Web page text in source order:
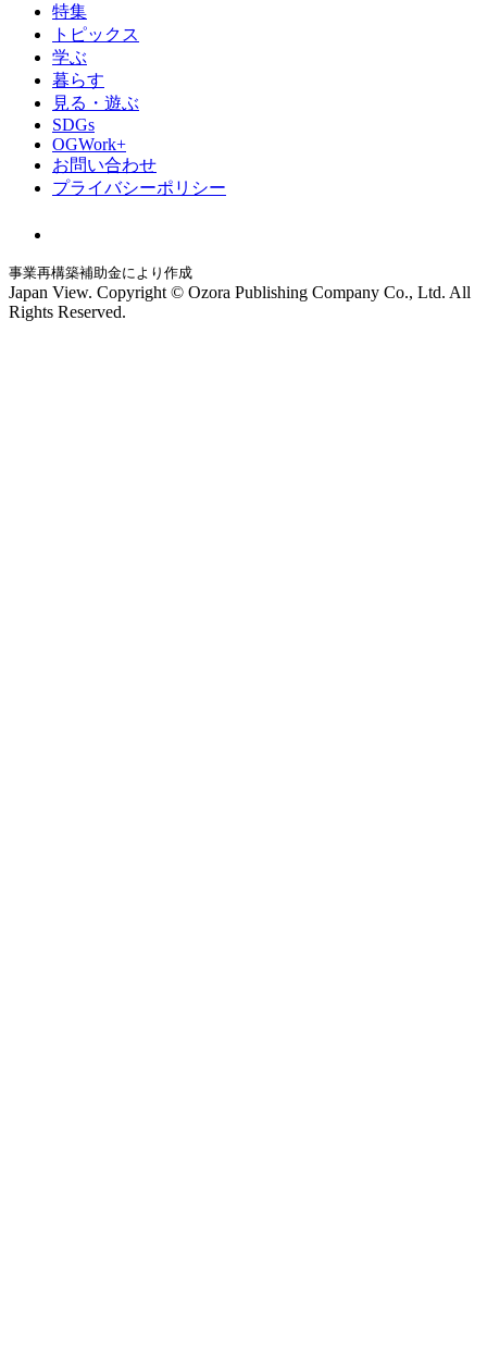
特集
トピックス
学ぶ
暮らす
見る・遊ぶ
SDGs
OGWork+
お問い合わせ
プライバシーポリシー
事業再構築補助金により作成
Japan View. Copyright © Ozora Publishing Company Co., Ltd. All
Rights Reserved.